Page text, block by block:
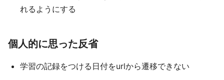
れるようにする
個人的に思った反省
学習の記録をつける日付をurlから遷移できない